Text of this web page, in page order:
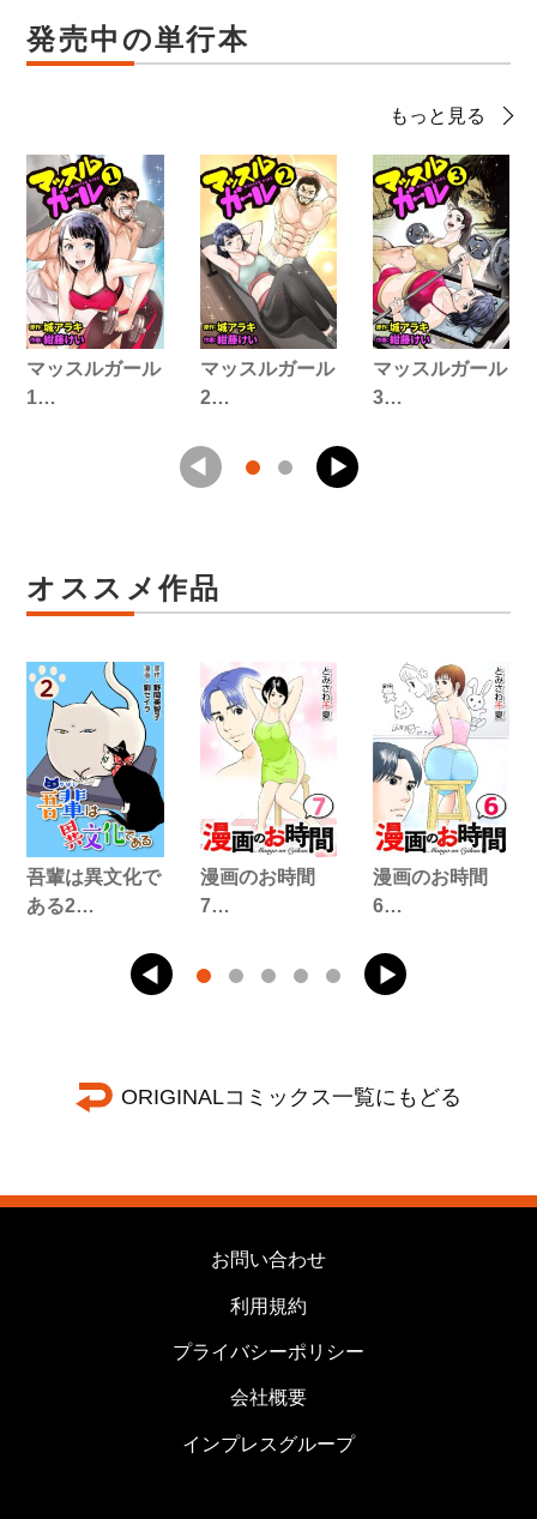
発売中の単行本
もっと見る
マッスルガール
1…
マッスルガール
2…
マッスルガール
3…
オススメ作品
吾輩は異文化で
ある2…
漫画のお時間
7…
漫画のお時間
6…
ORIGINALコミックス一覧にもどる
お問い合わせ
利用規約
プライバシーポリシー
会社概要
インプレスグループ